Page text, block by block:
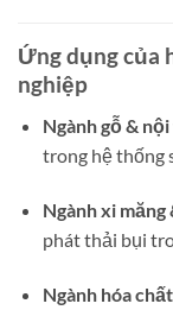
Ứng dụng của
nghiệp
Ngành gỗ &
trong hệ thống
Ngành xi
phát thải bụi
Ngành hóa